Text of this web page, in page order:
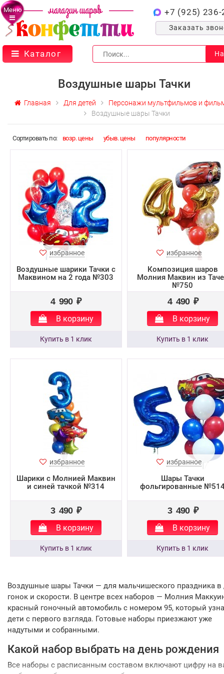
Меню +7 (925) 236-
Заказать
Каталог
Воздушные шары Тачки
Главная Для детей
Персонажи мультфильмов и
Воздушные шары Тачки
Cортировать по: возр. цены убыв. цены популярности
избранное
Воздушные шарики Тачки с
Маквином на 2 года №303
4 990 ₽
В корзину
избранное
Композиция шаров
Молния Маквин из
№750
4 490 ₽
В корзину
избранное
Шарики с Молнией Маквин
и синей тачкой №314
3 490 ₽
В корзину
избранное
Шары Тачки
фольгированные
3 490 ₽
В корзину
Воздушные шары Тачки — для мальчишеского праздника в
гонок и скорости. В центре всех наборов — Молния
красный гоночный автомобиль с номером 95, который
дети с первого взгляда. Готовые наборы приезжают уже
надутыми и собранными.
Какой набор выбрать на день рождения
Все наборы с расписанным составом включают цифру на